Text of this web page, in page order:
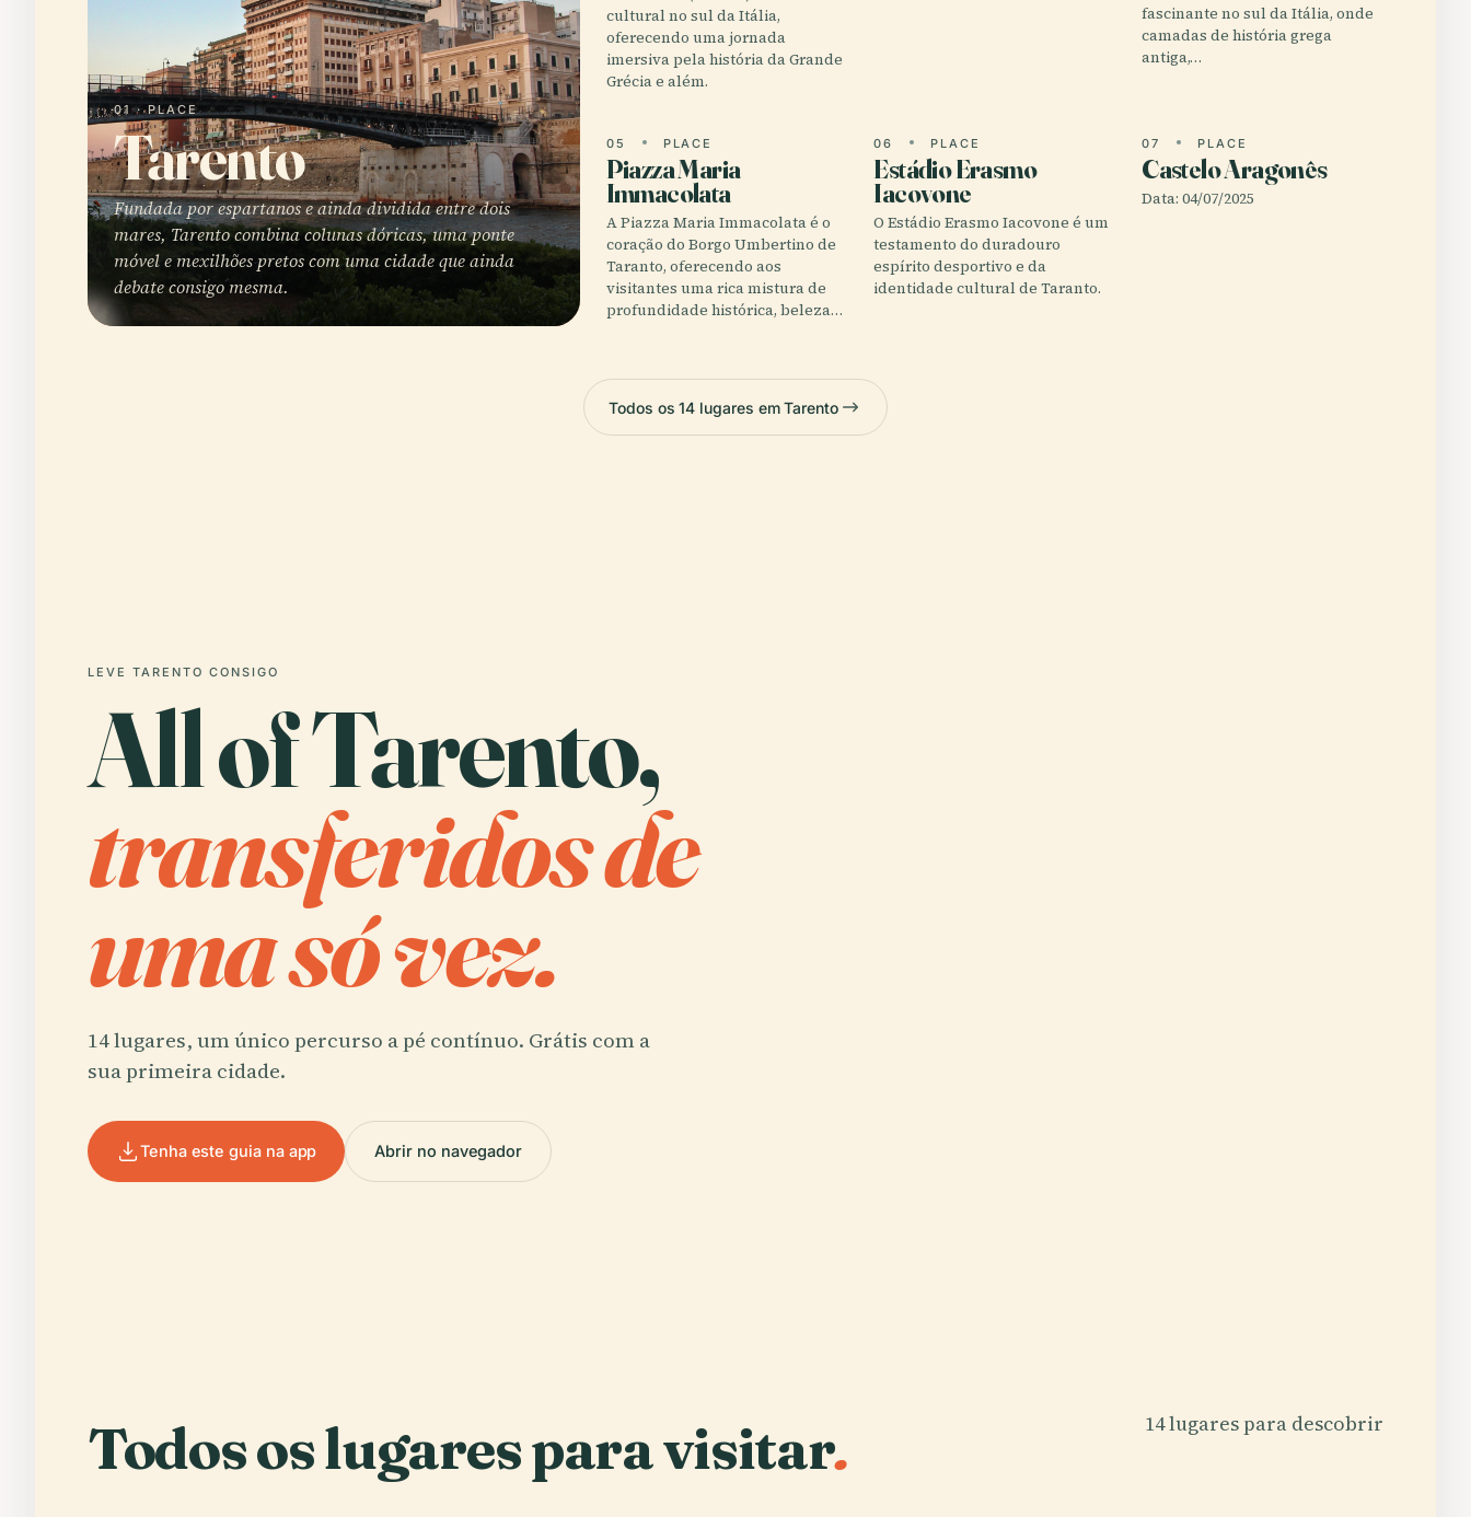
01 · PLACE
Tarento
Fundada por espartanos e ainda dividida entre dois
mares, Tarento combina colunas dóricas, uma ponte
móvel e mexilhões pretos com uma cidade que ainda
debate consigo mesma.
cultural no sul da Itália,
oferecendo uma jornada
imersiva pela história da Grande
Grécia e além.
fascinante no sul da Itália, onde
camadas de história grega
antiga,…
05 PLACE
Piazza Maria
Immacolata
A Piazza Maria Immacolata é o
coração do Borgo Umbertino de
Taranto, oferecendo aos
visitantes uma rica mistura de
profundidade histórica, beleza…
06 PLACE
Estádio Erasmo
Iacovone
O Estádio Erasmo Iacovone é um
testamento do duradouro
espírito desportivo e da
identidade cultural de Taranto.
07 PLACE
Castelo Aragonês
Data: 04/07/2025
Todos os 14 lugares em Tarento
LEVE TARENTO CONSIGO
All of Tarento,
transferidos de
uma só vez.
14 lugares, um único percurso a pé contínuo. Grátis com a
sua primeira cidade.
Tenha este guia na app Abrir no navegador
Todos os lugares para visitar. 14 lugares para descobrir